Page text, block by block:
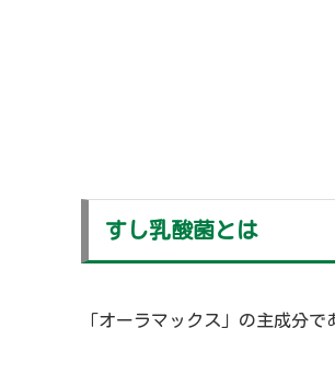
すし乳酸菌とは
「オーラマックス」の主成分